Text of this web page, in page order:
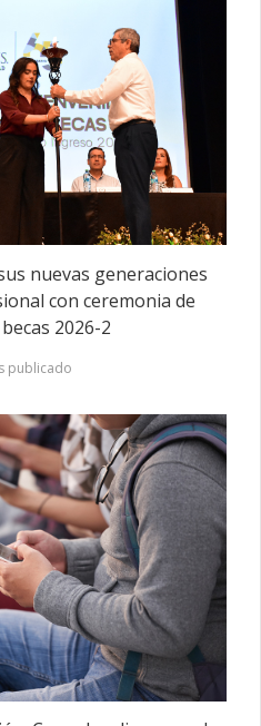
nuevas generaciones
con ceremonia de
2026-2
publicado